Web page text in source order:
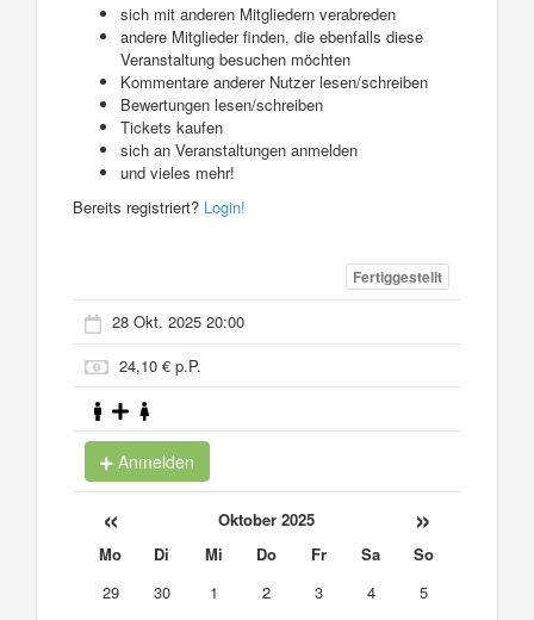
sich mit anderen Mitgliedern verabreden
andere Mitglieder finden, die ebenfalls diese
Veranstaltung besuchen möchten
Kommentare anderer Nutzer lesen/schreiben
Bewertungen lesen/schreiben
Tickets kaufen
sich an Veranstaltungen anmelden
und vieles mehr!
Bereits registriert? Login!
Fertiggestellt
28 Okt. 2025 20:00
24,10 € p.P.
Anmelden
« Oktober 2025 »
Mo Di Mi Do Fr Sa
So
29
30 1 2 3 4
5